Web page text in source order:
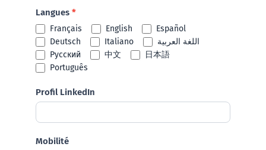
Langues *
Français English
Español
Deutsch
Italiano
اللغة العربية
Русский
中文
日本語
Português
Profil LinkedIn
Mobilité